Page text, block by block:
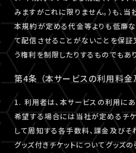
みますがこれに限りません。）も、
本規約が定める代金等よりも低廉
て配信させることがないことを保証
う権利を制限したりするものでもあ
第4条 （本サービスの利用料金
1. 利用者は、本サービスの利用に
希望する場合には当社が定めるチ
して周知する各手数料、課金及び
グッズ付きチケットについてグッズ